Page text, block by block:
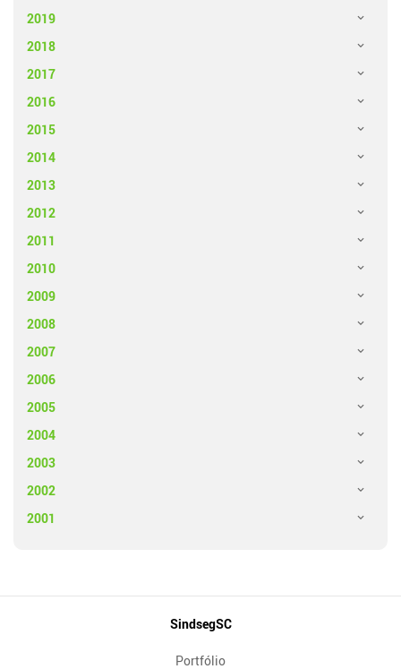
2019
2018
2017
2016
2015
2014
2013
2012
2011
2010
2009
2008
2007
2006
2005
2004
2003
2002
2001
SindsegSC
Portfólio